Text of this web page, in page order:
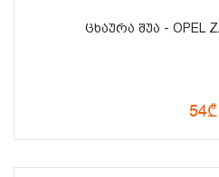
ᲪᲮᲐᲣᲠᲐ ᲨᲣᲐ - OPEL
54₾